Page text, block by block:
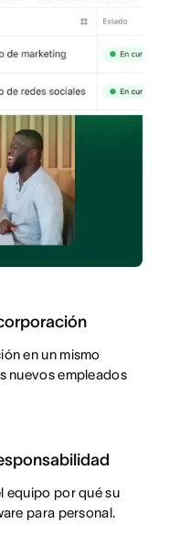
en un mismo
nuevos empleados
equipo por qué su
para personal.